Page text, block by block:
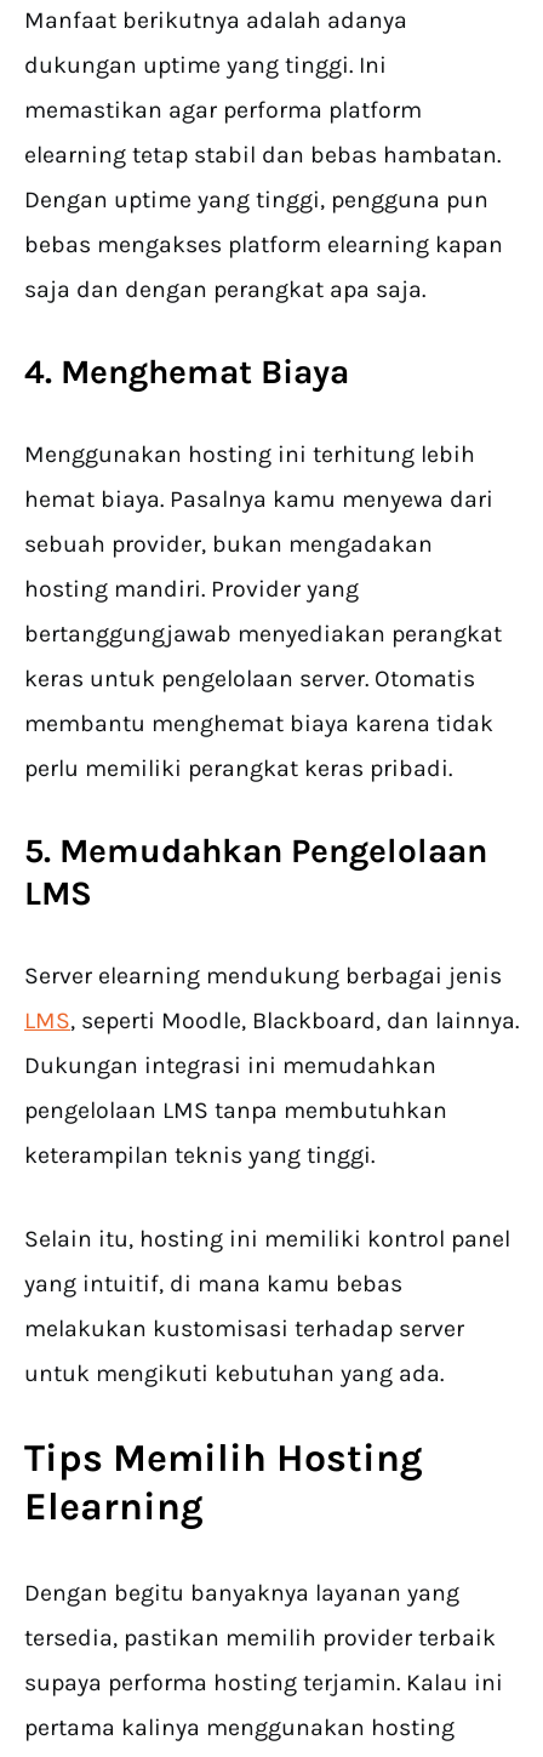
Manfaat berikutnya adalah adanya
dukungan uptime yang tinggi. Ini
memastikan agar performa platform
elearning tetap stabil dan bebas hambatan.
Dengan uptime yang tinggi, pengguna pun
bebas mengakses platform elearning kapan
saja dan dengan perangkat apa saja.
4. Menghemat Biaya
Menggunakan hosting ini terhitung lebih
hemat biaya. Pasalnya kamu menyewa dari
sebuah provider, bukan mengadakan
hosting mandiri. Provider yang
bertanggungjawab menyediakan perangkat
keras untuk pengelolaan server. Otomatis
membantu menghemat biaya karena tidak
perlu memiliki perangkat keras pribadi.
5. Memudahkan Pengelolaan
LMS
Server elearning mendukung berbagai jenis
LMS, seperti Moodle, Blackboard, dan lainnya.
Dukungan integrasi ini memudahkan
pengelolaan LMS tanpa membutuhkan
keterampilan teknis yang tinggi.
Selain itu, hosting ini memiliki kontrol panel
yang intuitif, di mana kamu bebas
melakukan kustomisasi terhadap server
untuk mengikuti kebutuhan yang ada.
Tips Memilih Hosting
Elearning
Dengan begitu banyaknya layanan yang
tersedia, pastikan memilih provider terbaik
supaya performa hosting terjamin. Kalau ini
pertama kalinya menggunakan hosting